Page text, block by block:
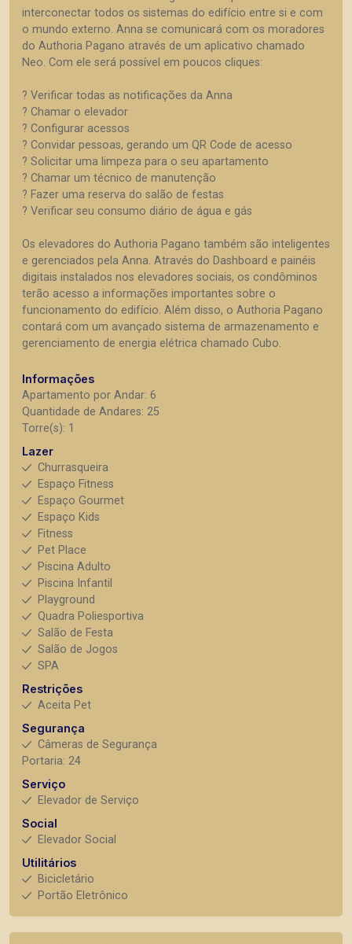
interconectar todos os sistemas do edifício entre si e com
o mundo externo. Anna se comunicará com os moradores
do Authoria Pagano através de um aplicativo chamado
Neo. Com ele será possível em poucos cliques:
? Verificar todas as notificações da Anna
? Chamar o elevador
? Configurar acessos
? Convidar pessoas, gerando um QR Code de acesso
? Solicitar uma limpeza para o seu apartamento
? Chamar um técnico de manutenção
? Fazer uma reserva do salão de festas
? Verificar seu consumo diário de água e gás
Os elevadores do Authoria Pagano também são inteligentes
e gerenciados pela Anna. Através do Dashboard e painéis
digitais instalados nos elevadores sociais, os condôminos
terão acesso a informações importantes sobre o
funcionamento do edifício. Além disso, o Authoria Pagano
contará com um avançado sistema de armazenamento e
gerenciamento de energia elétrica chamado Cubo.
Informações
Apartamento por Andar: 6
Quantidade de Andares: 25
Torre(s): 1
Lazer
Churrasqueira
Espaço Fitness
Espaço Gourmet
Espaço Kids
Fitness
Pet Place
Piscina Adulto
Piscina Infantil
Playground
Quadra Poliesportiva
Salão de Festa
Salão de Jogos
SPA
Restrições
Aceita Pet
Segurança
Câmeras de Segurança
Portaria: 24
Serviço
Elevador de Serviço
Social
Elevador Social
Utilitários
Bicicletário
Portão Eletrônico